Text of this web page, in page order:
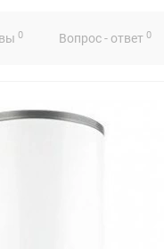
0 Вопрос - ответ 0